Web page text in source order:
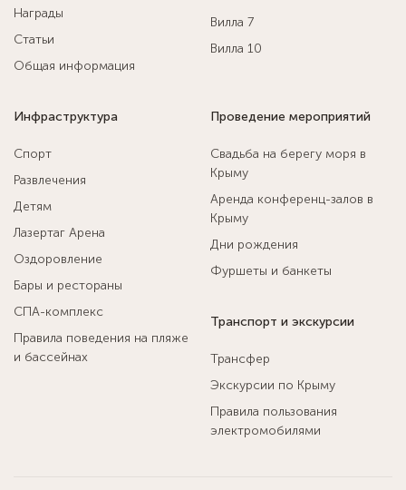
Награды
Статьи
Общая информация
Вилла 7
Вилла 10
Инфраструктура
Спорт
Развлечения
Детям
Лазертаг Арена
Оздоровление
Бары и рестораны
СПА-комплекс
Правила поведения на пляже
и бассейнах
Проведение мероприятий
Свадьба на берегу моря в
Крыму
Аренда конференц-залов в
Крыму
Дни рождения
Фуршеты и банкеты
Транспорт и экскурсии
Трансфер
Экскурсии по Крыму
Правила пользования
электромобилями